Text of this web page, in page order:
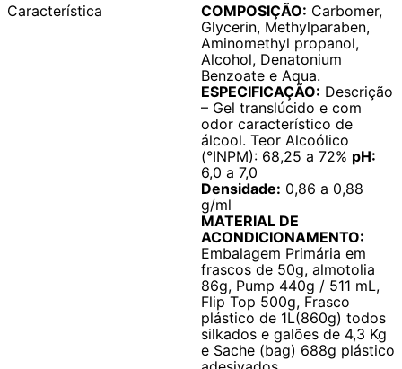
Característica
COMPOSIÇÃO: Carbomer,
Glycerin, Methylparaben,
Aminomethyl propanol,
Alcohol, Denatonium
Benzoate e Aqua.
ESPECIFICAÇÃO: Descrição
– Gel translúcido e com
odor característico de
álcool. Teor Alcoólico
(°INPM): 68,25 a 72% pH:
6,0 a 7,0
Densidade: 0,86 a 0,88
g/ml
MATERIAL DE
ACONDICIONAMENTO:
Embalagem Primária em
frascos de 50g, almotolia
86g, Pump 440g / 511 mL,
Flip Top 500g, Frasco
plástico de 1L(860g) todos
silkados e galões de 4,3 Kg
e Sache (bag) 688g plástico